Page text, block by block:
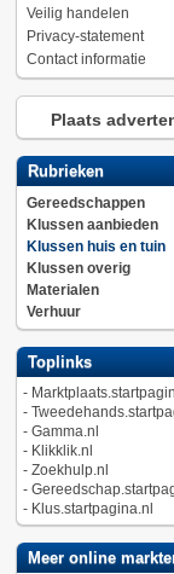
Veilig handelen
Privacy-statement
Contact informatie
Plaats
Rubrieken
Gereedschappen
Klussen aanbieden
Klussen huis en tuin
Klussen overig
Materialen
Verhuur
Toplinks
-
-
- Gamma.nl
- Klikklik.nl
- Zoekhulp.nl
-
- Klus.startpagina.nl
Meer online